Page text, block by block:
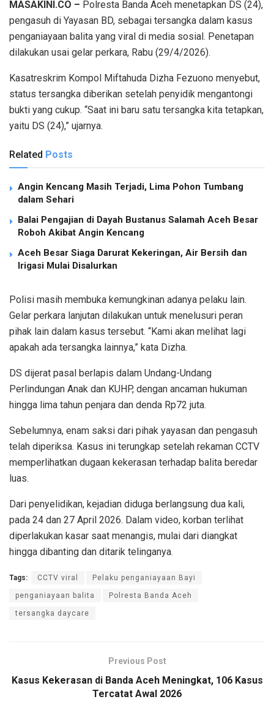
MASAKINI.CO – Polresta Banda Aceh menetapkan DS (24),
pengasuh di Yayasan BD, sebagai tersangka dalam kasus
penganiayaan balita yang viral di media sosial. Penetapan
dilakukan usai gelar perkara, Rabu (29/4/2026).
Kasatreskrim Kompol Miftahuda Dizha Fezuono menyebut,
status tersangka diberikan setelah penyidik mengantongi
bukti yang cukup. “Saat ini baru satu tersangka kita tetapkan,
yaitu DS (24),” ujarnya.
Related Posts
Angin Kencang Masih Terjadi, Lima Pohon Tumbang
dalam Sehari
Balai Pengajian di Dayah Bustanus Salamah Aceh Besar
Roboh Akibat Angin Kencang
Aceh Besar Siaga Darurat Kekeringan, Air Bersih dan
Irigasi Mulai Disalurkan
Polisi masih membuka kemungkinan adanya pelaku lain.
Gelar perkara lanjutan dilakukan untuk menelusuri peran
pihak lain dalam kasus tersebut. “Kami akan melihat lagi
apakah ada tersangka lainnya,” kata Dizha.
DS dijerat pasal berlapis dalam Undang-Undang
Perlindungan Anak dan KUHP, dengan ancaman hukuman
hingga lima tahun penjara dan denda Rp72 juta.
Sebelumnya, enam saksi dari pihak yayasan dan pengasuh
telah diperiksa. Kasus ini terungkap setelah rekaman CCTV
memperlihatkan dugaan kekerasan terhadap balita beredar
luas.
Dari penyelidikan, kejadian diduga berlangsung dua kali,
pada 24 dan 27 April 2026. Dalam video, korban terlihat
diperlakukan kasar saat menangis, mulai dari diangkat
hingga dibanting dan ditarik telinganya.
Tags: CCTV viral Pelaku penganiayaan Bayi
penganiayaan balita Polresta Banda Aceh
tersangka daycare
Previous Post
Kasus Kekerasan di Banda Aceh Meningkat, 106 Kasus
Tercatat Awal 2026